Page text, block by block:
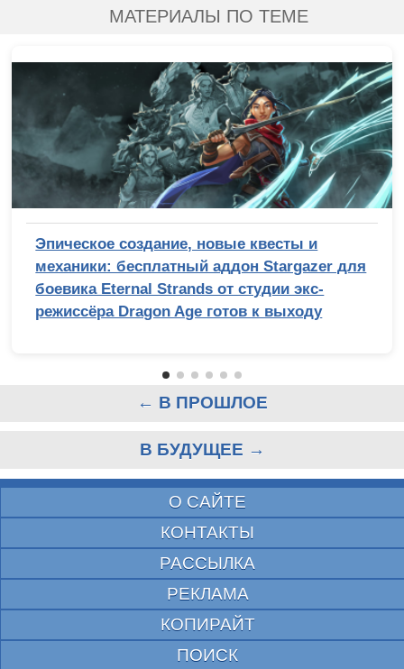
МАТЕРИАЛЫ ПО ТЕМЕ
Эпическое создание, новые квесты и
механики: бесплатный аддон Stargazer для
боевика Eternal Strands от студии экс-
режиссёра Dragon Age готов к выходу
← В ПРОШЛОЕ
В БУДУЩЕЕ →
О САЙТЕ
КОНТАКТЫ
РАССЫЛКА
РЕКЛАМА
КОПИРАЙТ
ПОИСК